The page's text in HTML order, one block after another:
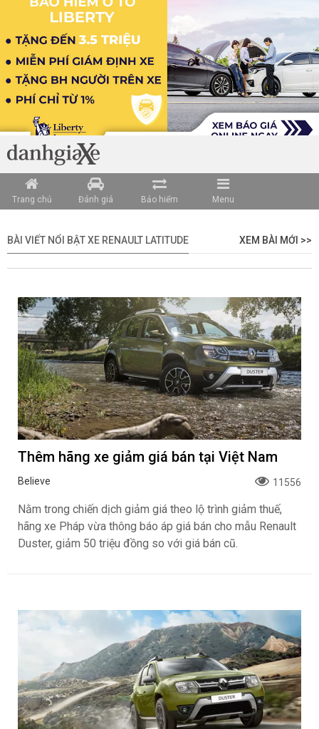
Trang chủ Đánh giá Bảo hiểm Menu
BÀI VIẾT NỔI BẬT XE RENAULT LATITUDE XEM BÀI MỚI >>
Thêm hãng xe giảm giá bán tại Việt Nam
Believe 11556
Nằm trong chiến dịch giảm giá theo lộ trình giảm thuế,
hãng xe Pháp vừa thông báo áp giá bán cho mẫu Renault
Duster, giảm 50 triệu đồng so với giá bán cũ.